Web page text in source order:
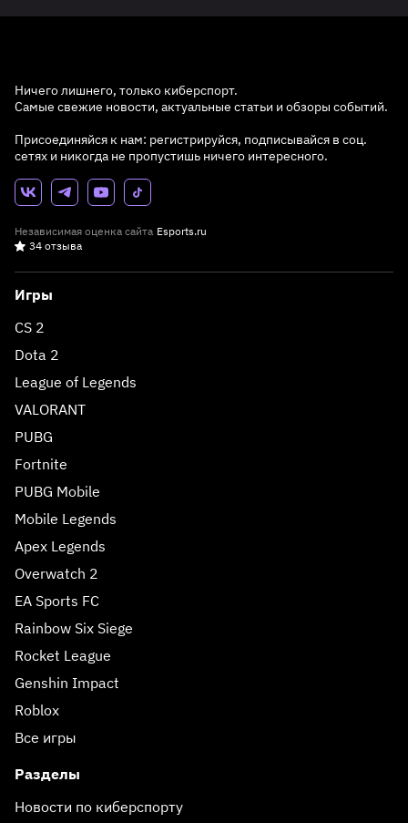
Ничего лишнего, только киберспорт.
Самые свежие новости, актуальные статьи и обзоры событий.
Присоединяйся к нам: регистрируйся, подписывайся в соц.
сетях и никогда не пропустишь ничего интересного.
Независимая оценка сайта Esports.ru
34 отзыва
Игры
CS 2
Dota 2
League of Legends
VALORANT
PUBG
Fortnite
PUBG Mobile
Mobile Legends
Apex Legends
Overwatch 2
EA Sports FC
Rainbow Six Siege
Rocket League
Genshin Impact
Roblox
Все игры
Разделы
Новости по киберспорту